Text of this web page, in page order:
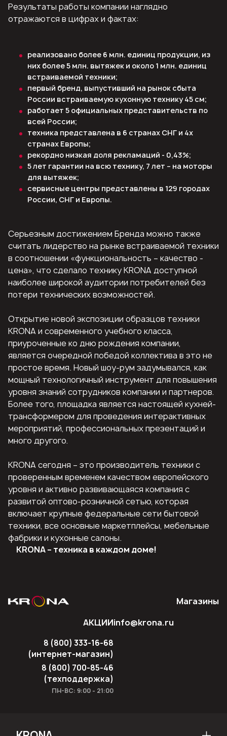
Результаты работы компании наглядно
отражаются в цифрах и фактах:
реализовано более 6 млн. единиц продукции, из
них более 5 млн. вытяжек и около 1 млн. единиц
встраиваемой техники;
первый бренд, выпустивший на рынок сбыта
России встраиваемую кухонную технику 45 см;
работает 5 официальных представительств по
всей России;
техника представлена в 6 странах СНГ и 4х
странах Европы;
рекордно низкая доля рекламаций - 0,43%;
5 лет гарантии на всю технику, 7 лет – на моторы
для вытяжек;
сервисные центры представлены в 129 городах
России, СНГ и Европы.
Серьезным достижением Бренда можно также
считать лидерство на рынке встраиваемой техники
в соотношении «функциональность – качество -
цена», что сделало технику KRONA доступной
наиболее широкой аудитории потребителей без
потери технических возможностей.
Открытие новой экспозиции образцов техники
KRONA и современного учебного класса,
приуроченные ко дню рождения компании,
является очередной победой коллектива в это не
простое время. Новый шоу-рум задумывался, как
мощный технологичный инструмент для повышения
уровня знаний сотрудников компании и партнеров.
Более того, площадка является настоящей кухней-
трансформером для проведения интерактивных
мероприятий, профессиональных презентаций и
много другого.
KRONA сегодня – это производитель техники с
проверенным временем качеством европейского
уровня и активно развивающаяся компания с
развитой оптово-розничной сетью, которая
включает крупные федеральные сети бытовой
техники, все основные маркетплейсы, мебельные
фабрики и кухонные салоны.
KRONA – техника в каждом доме!
Магазины
АКЦИИinfo@krona.ru
8 (800) 333-16-68
(интернет-магазин)
8 (800) 700-85-46
(техподдержка)
ПН-ВС: 9:00 - 21:00